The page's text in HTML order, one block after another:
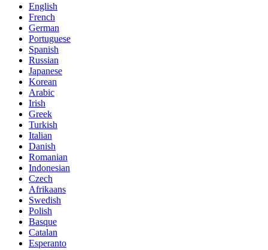
English
French
German
Portuguese
Spanish
Russian
Japanese
Korean
Arabic
Irish
Greek
Turkish
Italian
Danish
Romanian
Indonesian
Czech
Afrikaans
Swedish
Polish
Basque
Catalan
Esperanto